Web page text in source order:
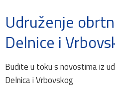
Udruženje
Delnice i
Budite u toku s novostima iz
Delnica i Vrbovskog